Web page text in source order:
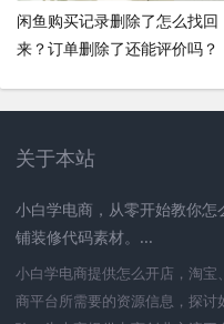
闲鱼购买记录删除了怎么找回
来？订单删除了还能评价吗？
关于本站
小白学电商，从零开始教你
铺装修代码素材。...
小白学电商提供怎么开店，淘
商平台所需要的资源信息，探